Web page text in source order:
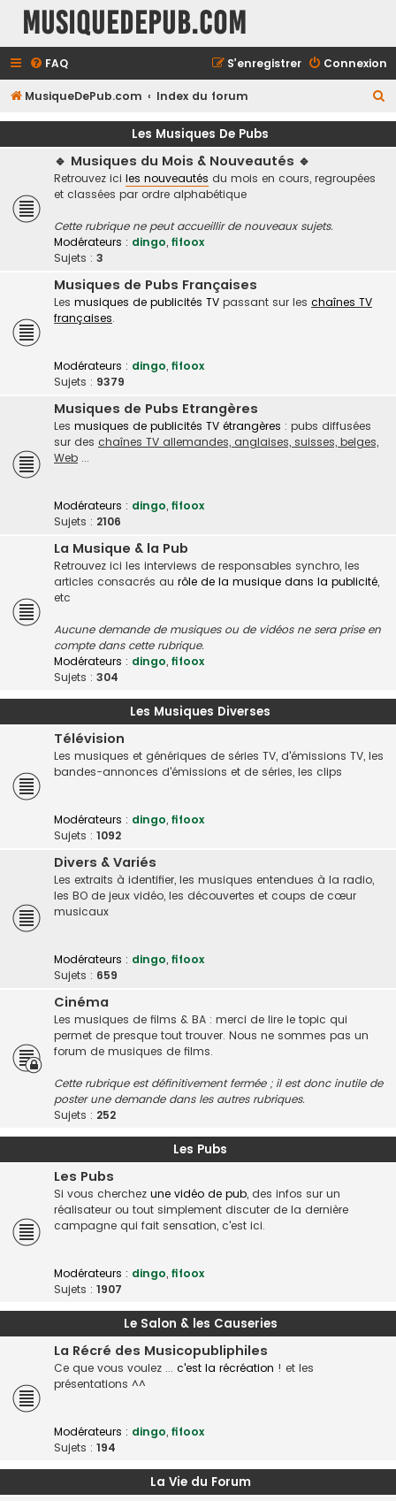
MusiqueDePub.com
FAQ Connexion
S’enregistrer
MusiqueDePub.com Index du forum
e
Les Musiques De Pubs
🔹 Musiques du Mois & Nouveautés 🔹
Retrouvez ici les nouveautés du mois en cours, regroupées
et classées par ordre alphabétique
Cette rubrique ne peut accueillir de nouveaux sujets.
Modérateurs : dingo, fifoox
Sujets : 3
Musiques de Pubs Françaises
Les musiques de publicités TV passant sur les chaînes TV
françaises.
Modérateurs : dingo, fifoox
Sujets : 9379
Musiques de Pubs Etrangères
Les musiques de publicités TV étrangères : pubs diffusées
sur des chaînes TV allemandes, anglaises, suisses, belges,
Web ...
Modérateurs : dingo, fifoox
Sujets : 2106
La Musique & la Pub
Retrouvez ici les interviews de responsables synchro, les
articles consacrés au rôle de la musique dans la publicité,
etc
Aucune demande de musiques ou de vidéos ne sera prise en
compte dans cette rubrique.
Modérateurs : dingo, fifoox
Sujets : 304
Les Musiques Diverses
Télévision
Les musiques et génériques de séries TV, d'émissions TV, les
bandes-annonces d'émissions et de séries, les clips
Modérateurs : dingo, fifoox
Sujets : 1092
Divers & Variés
Les extraits à identifier, les musiques entendues à la radio,
les BO de jeux vidéo, les découvertes et coups de cœur
musicaux
Modérateurs : dingo, fifoox
Sujets : 659
Cinéma
Les musiques de films & BA : merci de lire le topic qui
permet de presque tout trouver. Nous ne sommes pas un
forum de musiques de films.
Cette rubrique est définitivement fermée ; il est donc inutile de
poster une demande dans les autres rubriques.
Sujets : 252
Les Pubs
Les Pubs
Si vous cherchez une vidéo de pub, des infos sur un
réalisateur ou tout simplement discuter de la dernière
campagne qui fait sensation, c'est ici.
Modérateurs : dingo, fifoox
Sujets : 1907
Le Salon & les Causeries
La Récré des Musicopubliphiles
Ce que vous voulez ... c'est la récréation ! et les
présentations ^^
Modérateurs : dingo, fifoox
Sujets : 194
La Vie du Forum